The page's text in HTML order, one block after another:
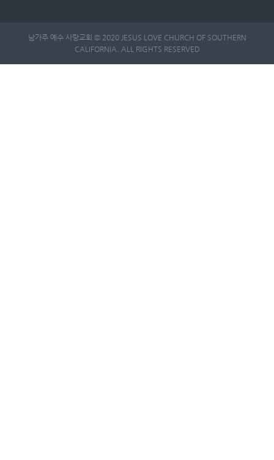
남가주 예수 사랑교회 © 2020 JESUS LOVE CHURCH OF SOUTHERN
CALIFORNIA. ALL RIGHTS RESERVED